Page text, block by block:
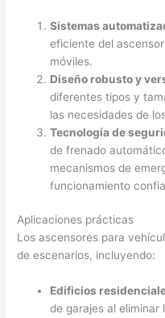
Sistemas
eficiente del
móviles.
Diseño robusto y
diferentes tipos y
las necesidades de
Tecnología de
de frenado
mecanismos de
funcionamiento
Aplicaciones prácticas
Los ascensores para
de escenarios, incluyendo:
Edificios
de garajes al eliminar